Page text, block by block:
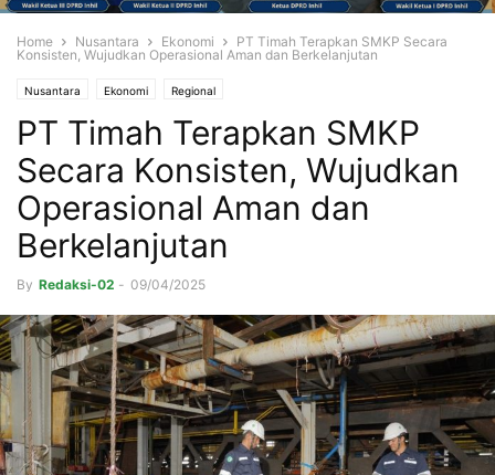
Home Nusantara Ekonomi
PT Timah Terapkan SMKP Secara
Konsisten, Wujudkan Operasional Aman dan Berkelanjutan
Nusantara Ekonomi Regional
PT Timah Terapkan SMKP
Secara Konsisten, Wujudkan
Operasional Aman dan
Berkelanjutan
By Redaksi-02 - 09/04/2025